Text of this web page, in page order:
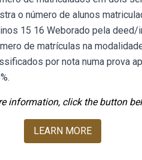
o número de alunos
15 16 Weborado pela
de matrículas na
por nota numa prova
information, click the button
LEARN MORE